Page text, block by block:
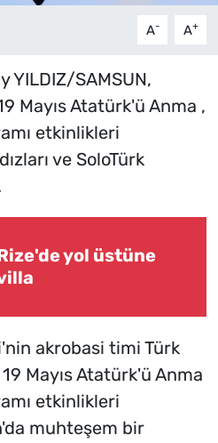
A- A+
YILDIZ/SAMSUN,
Mayıs Atatürk'ü Anma ,
etkinlikleri
ve SoloTürk
yol üstüne
akrobasi timi Türk
19 Mayıs Atatürk'ü Anma
etkinlikleri
muhteşem bir